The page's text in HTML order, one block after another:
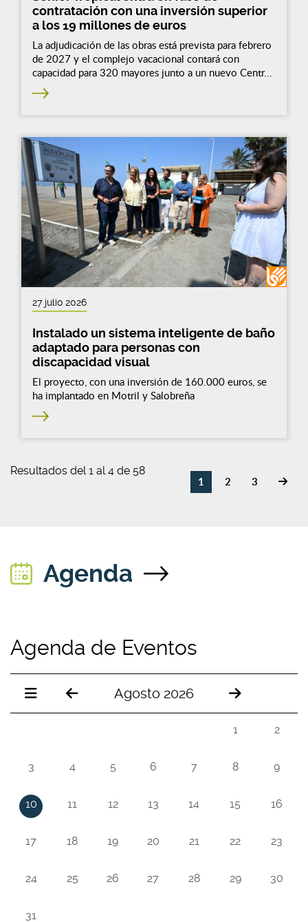
contratación con una inversión superior
a los 19 millones de euros
La adjudicación de las obras está prevista para febrero
de 2027 y el complejo vacacional contará con
capacidad para 320 mayores junto a un nuevo Centr...
27 julio 2026
Instalado un sistema inteligente de baño
adaptado para personas con
discapacidad visual
El proyecto, con una inversión de 160.000 euros, se
ha implantado en Motril y Salobreña
Resultados del 1 al 4 de 58
1 2 3
Agenda
Agenda de Eventos
Agosto 2026
1 2
3 4 5 6 7 8 9
10 11 12 13 14 15 16
17 18 19 20 21 22 23
24 25 26 27 28 29 30
31